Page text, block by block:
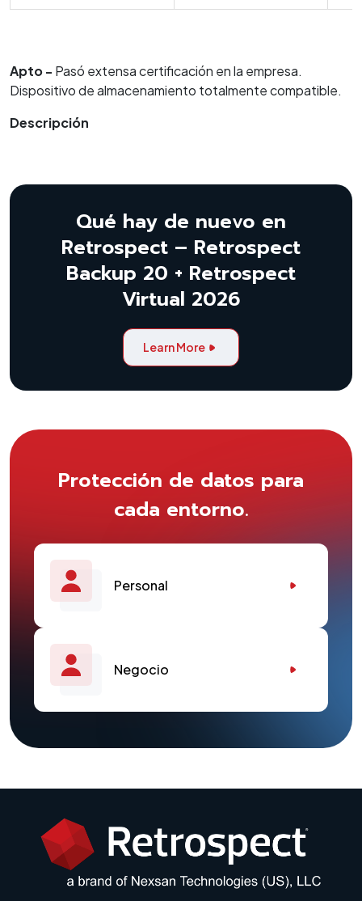
Apto - Pasó extensa certificación en la empresa.
Dispositivo de almacenamiento totalmente compatible.
Descripción
Qué hay de nuevo en
Retrospect – Retrospect
Backup 20 + Retrospect
Virtual 2026
Learn More
Protección de datos para
cada entorno.
Personal
Negocio